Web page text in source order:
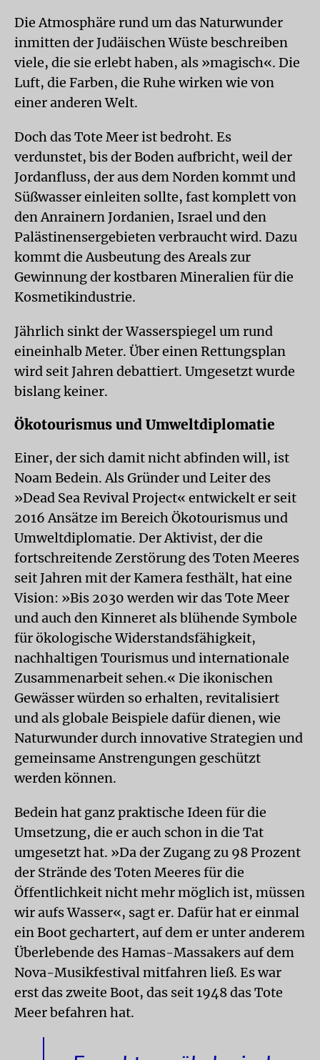
Die Atmosphäre rund um das Naturwunder
inmitten der Judäischen Wüste beschreiben
viele, die sie erlebt haben, als »magisch«. Die
Luft, die Farben, die Ruhe wirken wie von
einer anderen Welt.
Doch das Tote Meer ist bedroht. Es
verdunstet, bis der Boden aufbricht, weil der
Jordanfluss, der aus dem Norden kommt und
Süßwasser einleiten sollte, fast komplett von
den Anrainern Jordanien, Israel und den
Palästinensergebieten verbraucht wird. Dazu
kommt die Ausbeutung des Areals zur
Gewinnung der kostbaren Mineralien für die
Kosmetikindustrie.
Jährlich sinkt der Wasserspiegel um rund
eineinhalb Meter. Über einen Rettungsplan
wird seit Jahren debattiert. Umgesetzt wurde
bislang keiner.
Ökotourismus und Umweltdiplomatie
Einer, der sich damit nicht abfinden will, ist
Noam Bedein. Als Gründer und Leiter des
»Dead Sea Revival Project« entwickelt er seit
2016 Ansätze im Bereich Ökotourismus und
Umweltdiplomatie. Der Aktivist, der die
fortschreitende Zerstörung des Toten Meeres
seit Jahren mit der Kamera festhält, hat eine
Vision: »Bis 2030 werden wir das Tote Meer
und auch den Kinneret als blühende Symbole
für ökologische Widerstandsfähigkeit,
nachhaltigen Tourismus und internationale
Zusammenarbeit sehen.« Die ikonischen
Gewässer würden so erhalten, revitalisiert
und als globale Beispiele dafür dienen, wie
Naturwunder durch innovative Strategien und
gemeinsame Anstrengungen geschützt
werden können.
Bedein hat ganz praktische Ideen für die
Umsetzung, die er auch schon in die Tat
umgesetzt hat. »Da der Zugang zu 98 Prozent
der Strände des Toten Meeres für die
Öffentlichkeit nicht mehr möglich ist, müssen
wir aufs Wasser«, sagt er. Dafür hat er einmal
ein Boot gechartert, auf dem er unter anderem
Überlebende des Hamas-Massakers auf dem
Nova-Musikfestival mitfahren ließ. Es war
erst das zweite Boot, das seit 1948 das Tote
Meer befahren hat.